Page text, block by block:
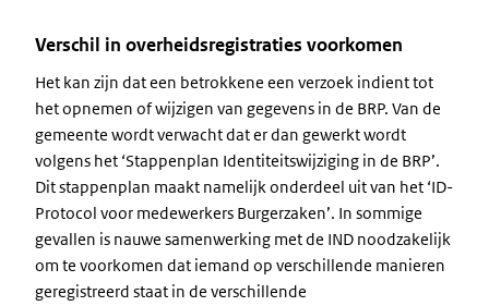
Verschil in overheidsregistraties voorkomen
Het kan zijn dat een betrokkene een verzoek indient tot
het opnemen of wijzigen van gegevens in de BRP. Van de
gemeente wordt verwacht dat er dan gewerkt wordt
volgens het ‘Stappenplan Identiteitswijziging in de BRP’.
Dit stappenplan maakt namelijk onderdeel uit van het ‘ID-
Protocol voor medewerkers Burgerzaken’. In sommige
gevallen is nauwe samenwerking met de IND noodzakelijk
om te voorkomen dat iemand op verschillende manieren
geregistreerd staat in de verschillende